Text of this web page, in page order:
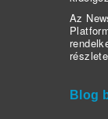
Az
Blog